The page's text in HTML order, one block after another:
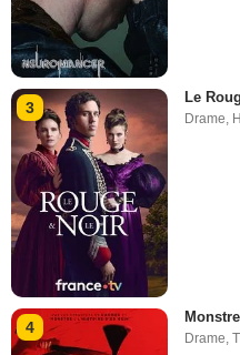
3
Le
Drame,
4
Drame,